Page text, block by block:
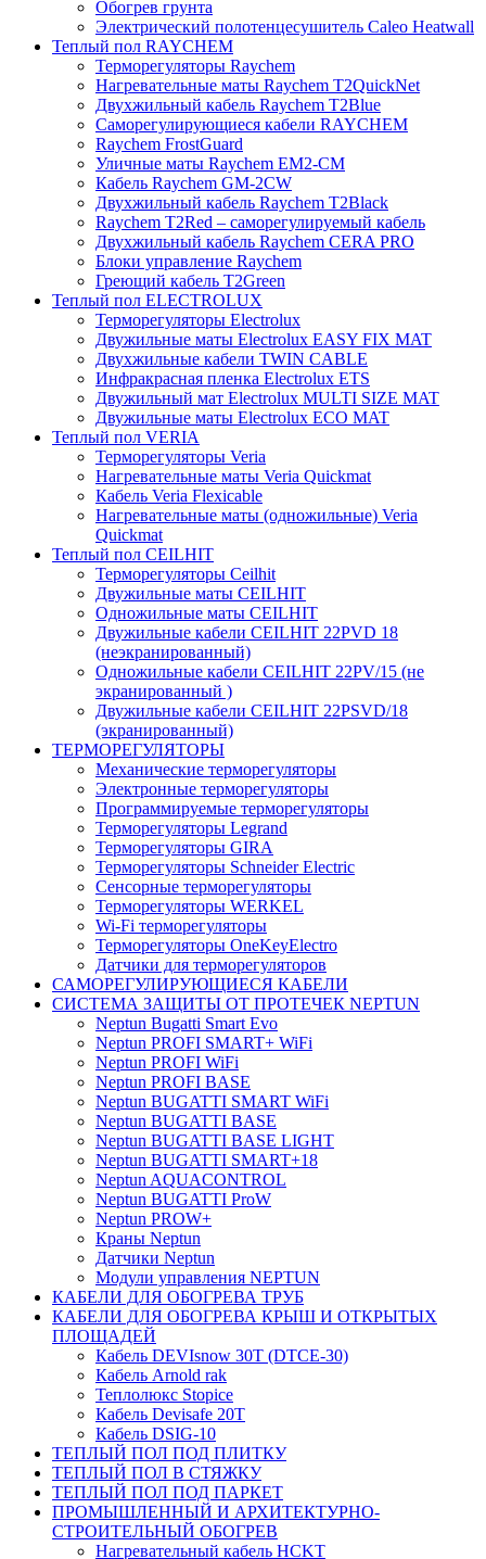
Обогрев грунта
Электрический полотенцесушитель Caleo Heatwall
Теплый пол RAYCHEM
Терморегуляторы Raychem
Нагревательные маты Raychem T2QuickNet
Двухжильный кабель Raychem T2Blue
Саморегулирующиеся кабели RAYCHEM
Raychem FrostGuard
Уличные маты Raychem EM2-CM
Кабель Raychem GM-2CW
Двухжильный кабель Raychem T2Black
Raychem T2Red – саморегулируемый кабель
Двухжильный кабель Raychem CERA PRO
Блоки управление Raychem
Греющий кабель T2Green
Теплый пол ELECTROLUX
Терморегуляторы Electrolux
Двужильные маты Electrolux EASY FIX MAT
Двухжильные кабели TWIN CABLE
Инфракрасная пленка Electrolux ETS
Двужильный мат Electrolux MULTI SIZE MAT
Двужильные маты Electrolux ECO MAT
Теплый пол VERIA
Терморегуляторы Veria
Нагревательные маты Veria Quickmat
Кабель Veria Flexicable
Нагревательные маты (одножильные) Veria
Quickmat
Теплый пол CEILHIT
Терморегуляторы Ceilhit
Двужильные маты CEILHIT
Одножильные маты CEILHIT
Двужильные кабели CEILHIT 22PVD 18
(неэкранированный)
Одножильные кабели CEILHIT 22PV/15 (не
экранированный )
Двужильные кабели CEILHIT 22PSVD/18
(экранированный)
ТЕРМОРЕГУЛЯТОРЫ
Механические терморегуляторы
Электронные терморегуляторы
Программируемые терморегуляторы
Терморегуляторы Legrand
Терморегуляторы GIRA
Терморегуляторы Schneider Electric
Сенсорные терморегуляторы
Терморегуляторы WERKEL
Wi-Fi терморегуляторы
Терморегуляторы OneKeyElectro
Датчики для терморегуляторов
САМОРЕГУЛИРУЮЩИЕСЯ КАБЕЛИ
СИСТЕМА ЗАЩИТЫ ОТ ПРОТЕЧЕК NEPTUN
Neptun Bugatti Smart Evo
Neptun PROFI SMART+ WiFi
Neptun PROFI WiFi
Neptun PROFI BASE
Neptun BUGATTI SMART WiFi
Neptun BUGATTI BASE
Neptun BUGATTI BASE LIGHT
Neptun BUGATTI SMART+18
Neptun AQUACONTROL
Neptun BUGATTI ProW
Neptun PROW+
Краны Neptun
Датчики Neptun
Модули управления NEPTUN
КАБЕЛИ ДЛЯ ОБОГРЕВА ТРУБ
КАБЕЛИ ДЛЯ ОБОГРЕВА КРЫШ И ОТКРЫТЫХ
ПЛОЩАДЕЙ
Кабель DEVIsnow 30Т (DTCE-30)
Кабель Arnold rak
Теплолюкс Stopice
Кабель Devisafe 20T
Кабель DSIG-10
ТЕПЛЫЙ ПОЛ ПОД ПЛИТКУ
ТЕПЛЫЙ ПОЛ В СТЯЖКУ
ТЕПЛЫЙ ПОЛ ПОД ПАРКЕТ
ПРОМЫШЛЕННЫЙ И АРХИТЕКТУРНО-
СТРОИТЕЛЬНЫЙ ОБОГРЕВ
Нагревательный кабель НCKТ